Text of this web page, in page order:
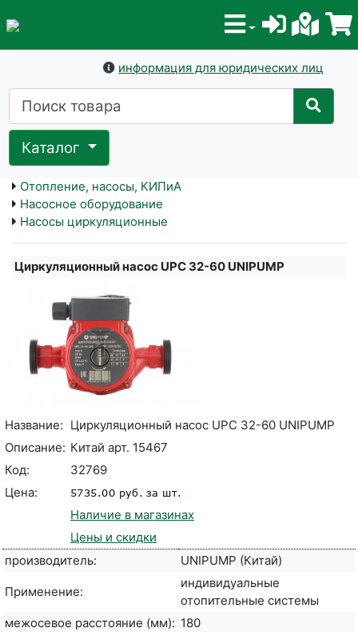
информация для юридических лиц
Каталог
Отопление, насосы, КИПиА
Насосное оборудование
Насосы циркуляционные
Циркуляционный насос UPC 32-60 UNIPUMP
Название: Циркуляционный насос UPC 32-60 UNIPUMP
Описание: Китай арт. 15467
Код:
32769
Цена:
Наличие в магазинах
Цены и скидки
производитель:
UNIPUMP (Китай)
Применение:
индивидуальные
отопительные системы
межосевое расстояние (мм): 180